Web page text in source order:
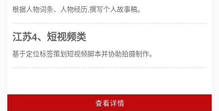
根据人物词条、人物经历,撰写个人故事稿。
江苏4、短视频类
基于定位标签策划短视频脚本并协助拍摄制作。
查看详情